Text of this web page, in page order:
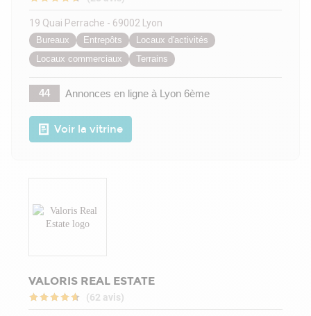
19 Quai Perrache - 69002 Lyon
Bureaux Entrepôts
Locaux d'activités
Locaux commerciaux
Terrains
44 Annonces en ligneà Lyon 6ème
Voir la vitrine
VALORIS REAL ESTATE
(62 avis)